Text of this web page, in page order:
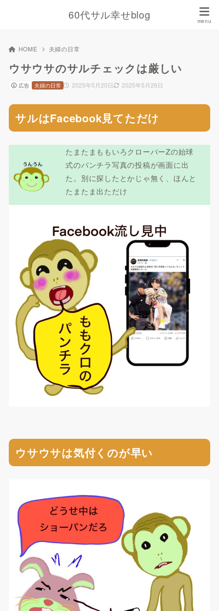
60代サル幸せblog
HOME 夫婦の日常
ウサウサのサルチェックは厳しい
広告 2025年5月20日 2025年5月26日
夫婦の日常
サルはFacebook見てただけ
たまたまももいろクローバーZの始球
式のパンチラ写真の投稿が画面に出
た。別に探したとかじゃ無く、ほんと
たまたま出ただけ
ウサウサは気付くのが早い